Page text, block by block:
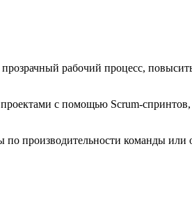
рабочий процесс,
с помощью Scrum-
по производительности команды